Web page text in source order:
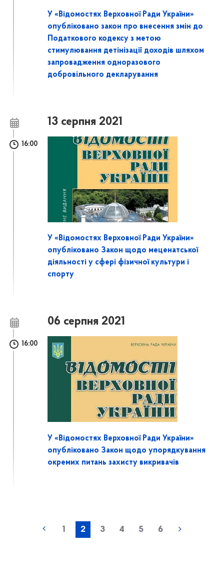
У «Відомостях Верховної Ради України»
опубліковано закон про внесення змін до
Податкового кодексу з метою
стимулювання детінізації доходів шляхом
запровадження одноразового
добровільного декларування
13 серпня 2021
16:00
У «Відомостях Верховної Ради України»
опубліковано Закон щодо меценатської
діяльності у сфері фізичної культури і
спорту
06 серпня 2021
16:00
У «Відомостях Верховної Ради України»
опубліковано Закон щодо упорядкування
окремих питань захисту викривачів
1 2 3 4 5 6